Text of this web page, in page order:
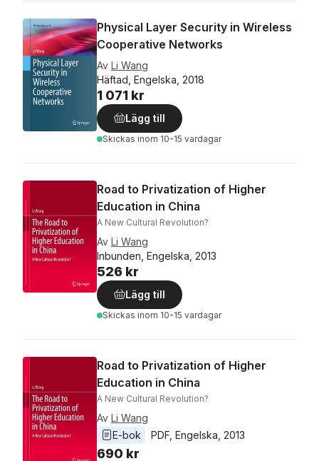
Physical Layer Security in Wireless
Cooperative Networks
Av Li Wang
Häftad, Engelska, 2018
1 071 kr
Lägg till
Skickas inom 10-15 vardagar
Road to Privatization of Higher
Education in China
A New Cultural Revolution?
Av Li Wang
Inbunden, Engelska, 2013
526 kr
Lägg till
Skickas inom 10-15 vardagar
Road to Privatization of Higher
Education in China
A New Cultural Revolution?
Av Li Wang
E-bok
PDF Engelska 2013
690 kr